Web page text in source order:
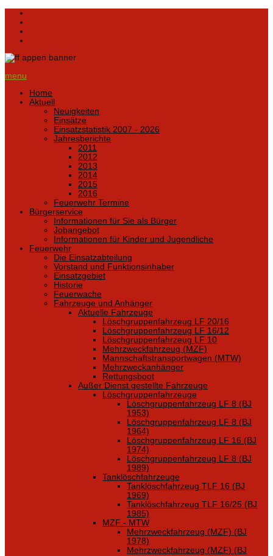
menu
Home
Aktuell
Neuigkeiten
Einsätze
Einsatzstatistik 2007 - 2026
Jahresberichte
2011
2012
2013
2014
2015
2016
Feuerwehr Termine
Bürgerservice
Informationen für Sie als Bürger
Jobangebot
Informationen für Kinder und Jugendliche
Feuerwehr
Die Einsatzabteilung
Vorstand und Funktionsinhaber
Einsatzgebiet
Historie
Feuerwache
Fahrzeuge und Anhänger
Aktuelle Fahrzeuge
Löschgruppenfahrzeug LF 20/16
Löschgruppenfahrzeug LF 16/12
Löschgruppenfahrzeug LF 10
Mehrzweckfahrzeug (MZF)
Mannschaftstransportwagen (MTW)
Mehrzweckanhänger
Rettungsboot
Außer Dienst gestellte Fahrzeuge
Löschgruppenfahrzeuge
Löschgruppenfahrzeug LF 8 (BJ
1953)
Löschgruppenfahrzeug LF 8 (BJ
1964)
Löschgruppenfahrzeug LF 16 (BJ
1974)
Löschgruppenfahrzeug LF 8 (BJ
1989)
Tanklöschfahrzeuge
Tanklöschfahrzeug TLF 16 (BJ
1969)
Tanklöschfahrzeug TLF 16/25 (BJ
1985)
MZF - MTW
Mehrzweckfahrzeug (MZF) (BJ
1978)
Mehrzweckfahrzeug (MZF) (BJ